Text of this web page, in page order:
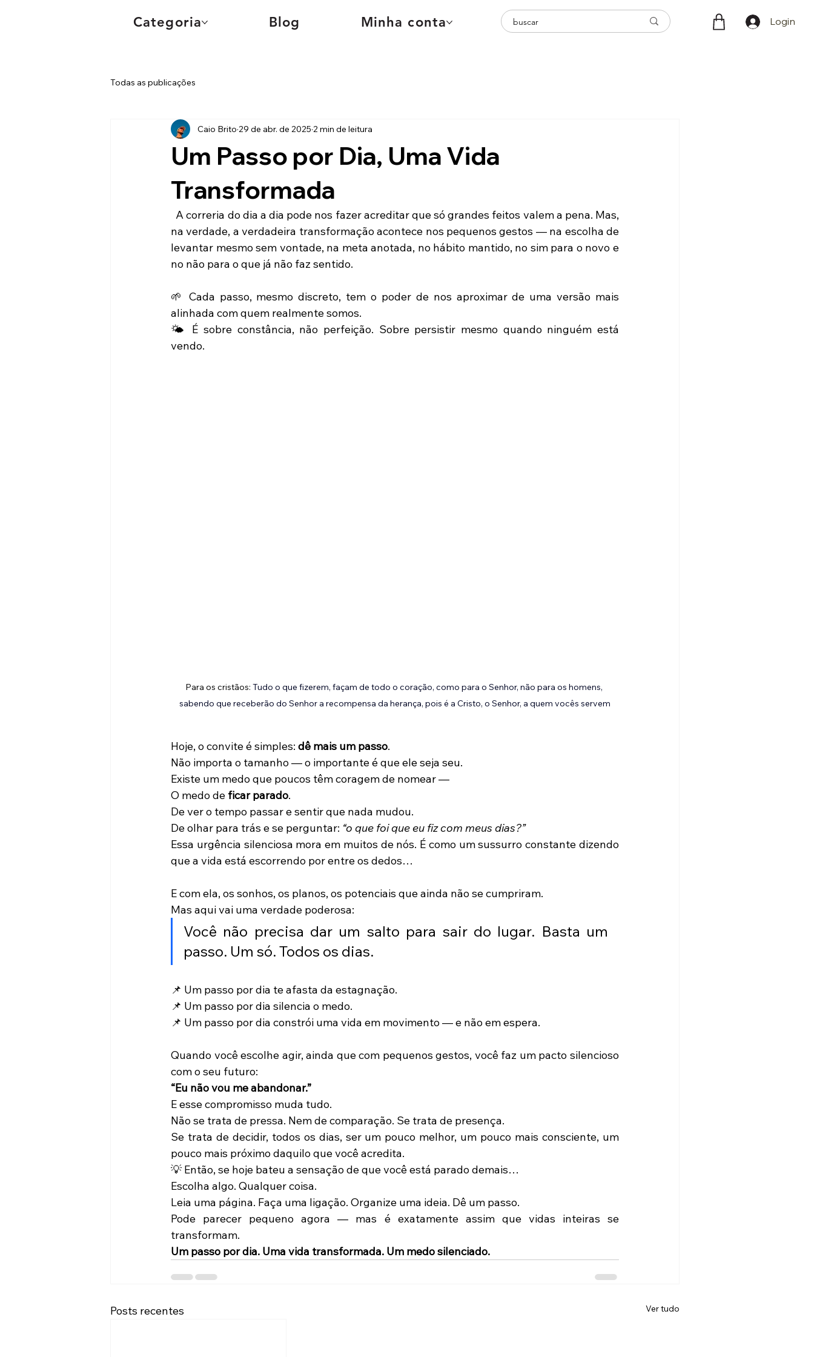
Login
Categoria Blog Minha conta
Todas as publicações
Um Passo por Dia, Uma Vida
Transformada
Caio Brito 29 de abr. de 2025 2 min de leitura
  A correria do dia a dia pode nos fazer acreditar que só grandes feitos valem a pena. Mas,
na verdade, a verdadeira transformação acontece nos pequenos gestos — na escolha de
levantar mesmo sem vontade, na meta anotada, no hábito mantido, no sim para o novo e
no não para o que já não faz sentido.
🌱 Cada passo, mesmo discreto, tem o poder de nos aproximar de uma versão mais
alinhada com quem realmente somos.
🌤️ É sobre constância, não perfeição. Sobre persistir mesmo quando ninguém está
vendo.
Para os cristãos: Tudo o que fizerem, façam de todo o coração, como para o Senhor, não para os homens,
sabendo que receberão do Senhor a recompensa da herança, pois é a Cristo, o Senhor, a quem vocês servem
Hoje, o convite é simples: dê mais um passo.
Não importa o tamanho — o importante é que ele seja seu.
Existe um medo que poucos têm coragem de nomear —
O medo de ficar parado.
De ver o tempo passar e sentir que nada mudou.
De olhar para trás e se perguntar: “o que foi que eu fiz com meus dias?”
Essa urgência silenciosa mora em muitos de nós. É como um sussurro constante dizendo
que a vida está escorrendo por entre os dedos…
E com ela, os sonhos, os planos, os potenciais que ainda não se cumpriram.
Mas aqui vai uma verdade poderosa:
Você não precisa dar um salto para sair do lugar. Basta um
passo. Um só. Todos os dias.
📌 Um passo por dia te afasta da estagnação.
📌 Um passo por dia silencia o medo.
📌 Um passo por dia constrói uma vida em movimento — e não em espera.
Quando você escolhe agir, ainda que com pequenos gestos, você faz um pacto silencioso
com o seu futuro:
“Eu não vou me abandonar.”
E esse compromisso muda tudo.
Não se trata de pressa. Nem de comparação. Se trata de presença.
Se trata de decidir, todos os dias, ser um pouco melhor, um pouco mais consciente, um
pouco mais próximo daquilo que você acredita.
💡 Então, se hoje bateu a sensação de que você está parado demais…
Escolha algo. Qualquer coisa.
Leia uma página. Faça uma ligação. Organize uma ideia. Dê um passo.
Pode parecer pequeno agora — mas é exatamente assim que vidas inteiras se
transformam.
Um passo por dia. Uma vida transformada. Um medo silenciado.
Posts recentes Ver tudo